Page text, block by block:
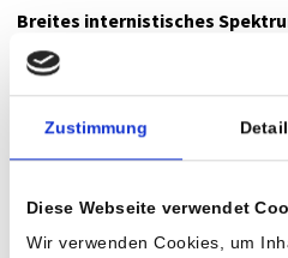
Zustimmung
Diese Webseite verwendet
Wir verwenden Cookies, um
Breites internistisches
Ergänzt wird das Team durch
Spezialist:innen: DDr. Petra
Spezialisierung auf Kardiologie
Herzmedizin. Dr. Manfred